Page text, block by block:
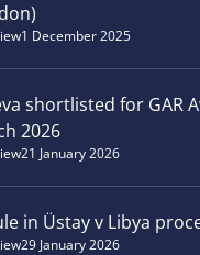
1 December 2025
shortlisted for GAR
2026
21 January 2026
in Üstay v Libya
29 January 2026